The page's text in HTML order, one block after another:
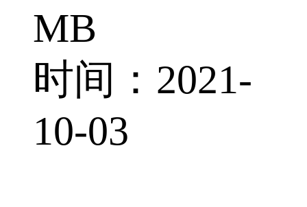
MB
时间：2021-
10-03